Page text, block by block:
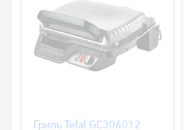
Гриль Tefal GC306012